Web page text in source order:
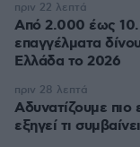
Από 2.000 έως
επαγγέλματα
Ελλάδα το 2026
πριν 22 λεπτά
Αδυνατίζουμε πιο
εξηγεί τι
πριν 28 λεπτά